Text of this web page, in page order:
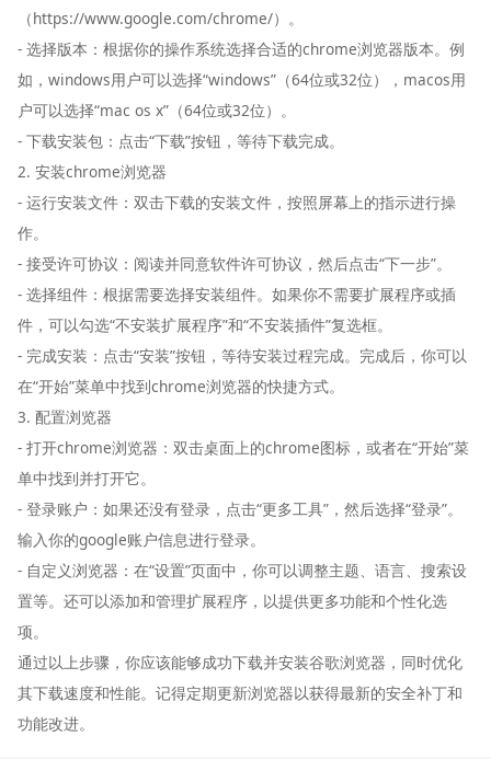
（https://www.google.com/chrome/）。
- 选择版本：根据你的操作系统选择合适的chrome浏览器版本。例
如，windows用户可以选择“windows”（64位或32位），macos用
户可以选择“mac os x”（64位或32位）。
- 下载安装包：点击“下载”按钮，等待下载完成。
2. 安装chrome浏览器
- 运行安装文件：双击下载的安装文件，按照屏幕上的指示进行操
作。
- 接受许可协议：阅读并同意软件许可协议，然后点击“下一步”。
- 选择组件：根据需要选择安装组件。如果你不需要扩展程序或插
件，可以勾选“不安装扩展程序”和“不安装插件”复选框。
- 完成安装：点击“安装”按钮，等待安装过程完成。完成后，你可以
在“开始”菜单中找到chrome浏览器的快捷方式。
3. 配置浏览器
- 打开chrome浏览器：双击桌面上的chrome图标，或者在“开始”菜
单中找到并打开它。
- 登录账户：如果还没有登录，点击“更多工具”，然后选择“登录”。
输入你的google账户信息进行登录。
- 自定义浏览器：在“设置”页面中，你可以调整主题、语言、搜索设
置等。还可以添加和管理扩展程序，以提供更多功能和个性化选
项。
通过以上步骤，你应该能够成功下载并安装谷歌浏览器，同时优化
其下载速度和性能。记得定期更新浏览器以获得最新的安全补丁和
功能改进。